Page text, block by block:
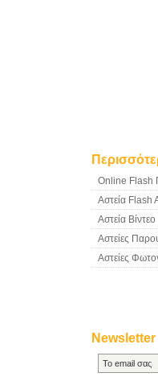
Online Flash
Αστεία Flash
Αστεία Βίντεο
Αστείες
Αστείες
Newsletter